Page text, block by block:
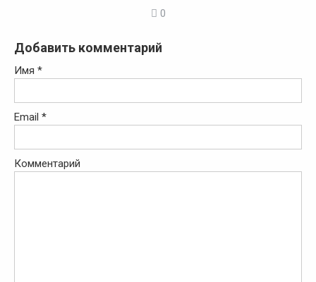
0
Добавить комментарий
Имя *
Email *
Комментарий